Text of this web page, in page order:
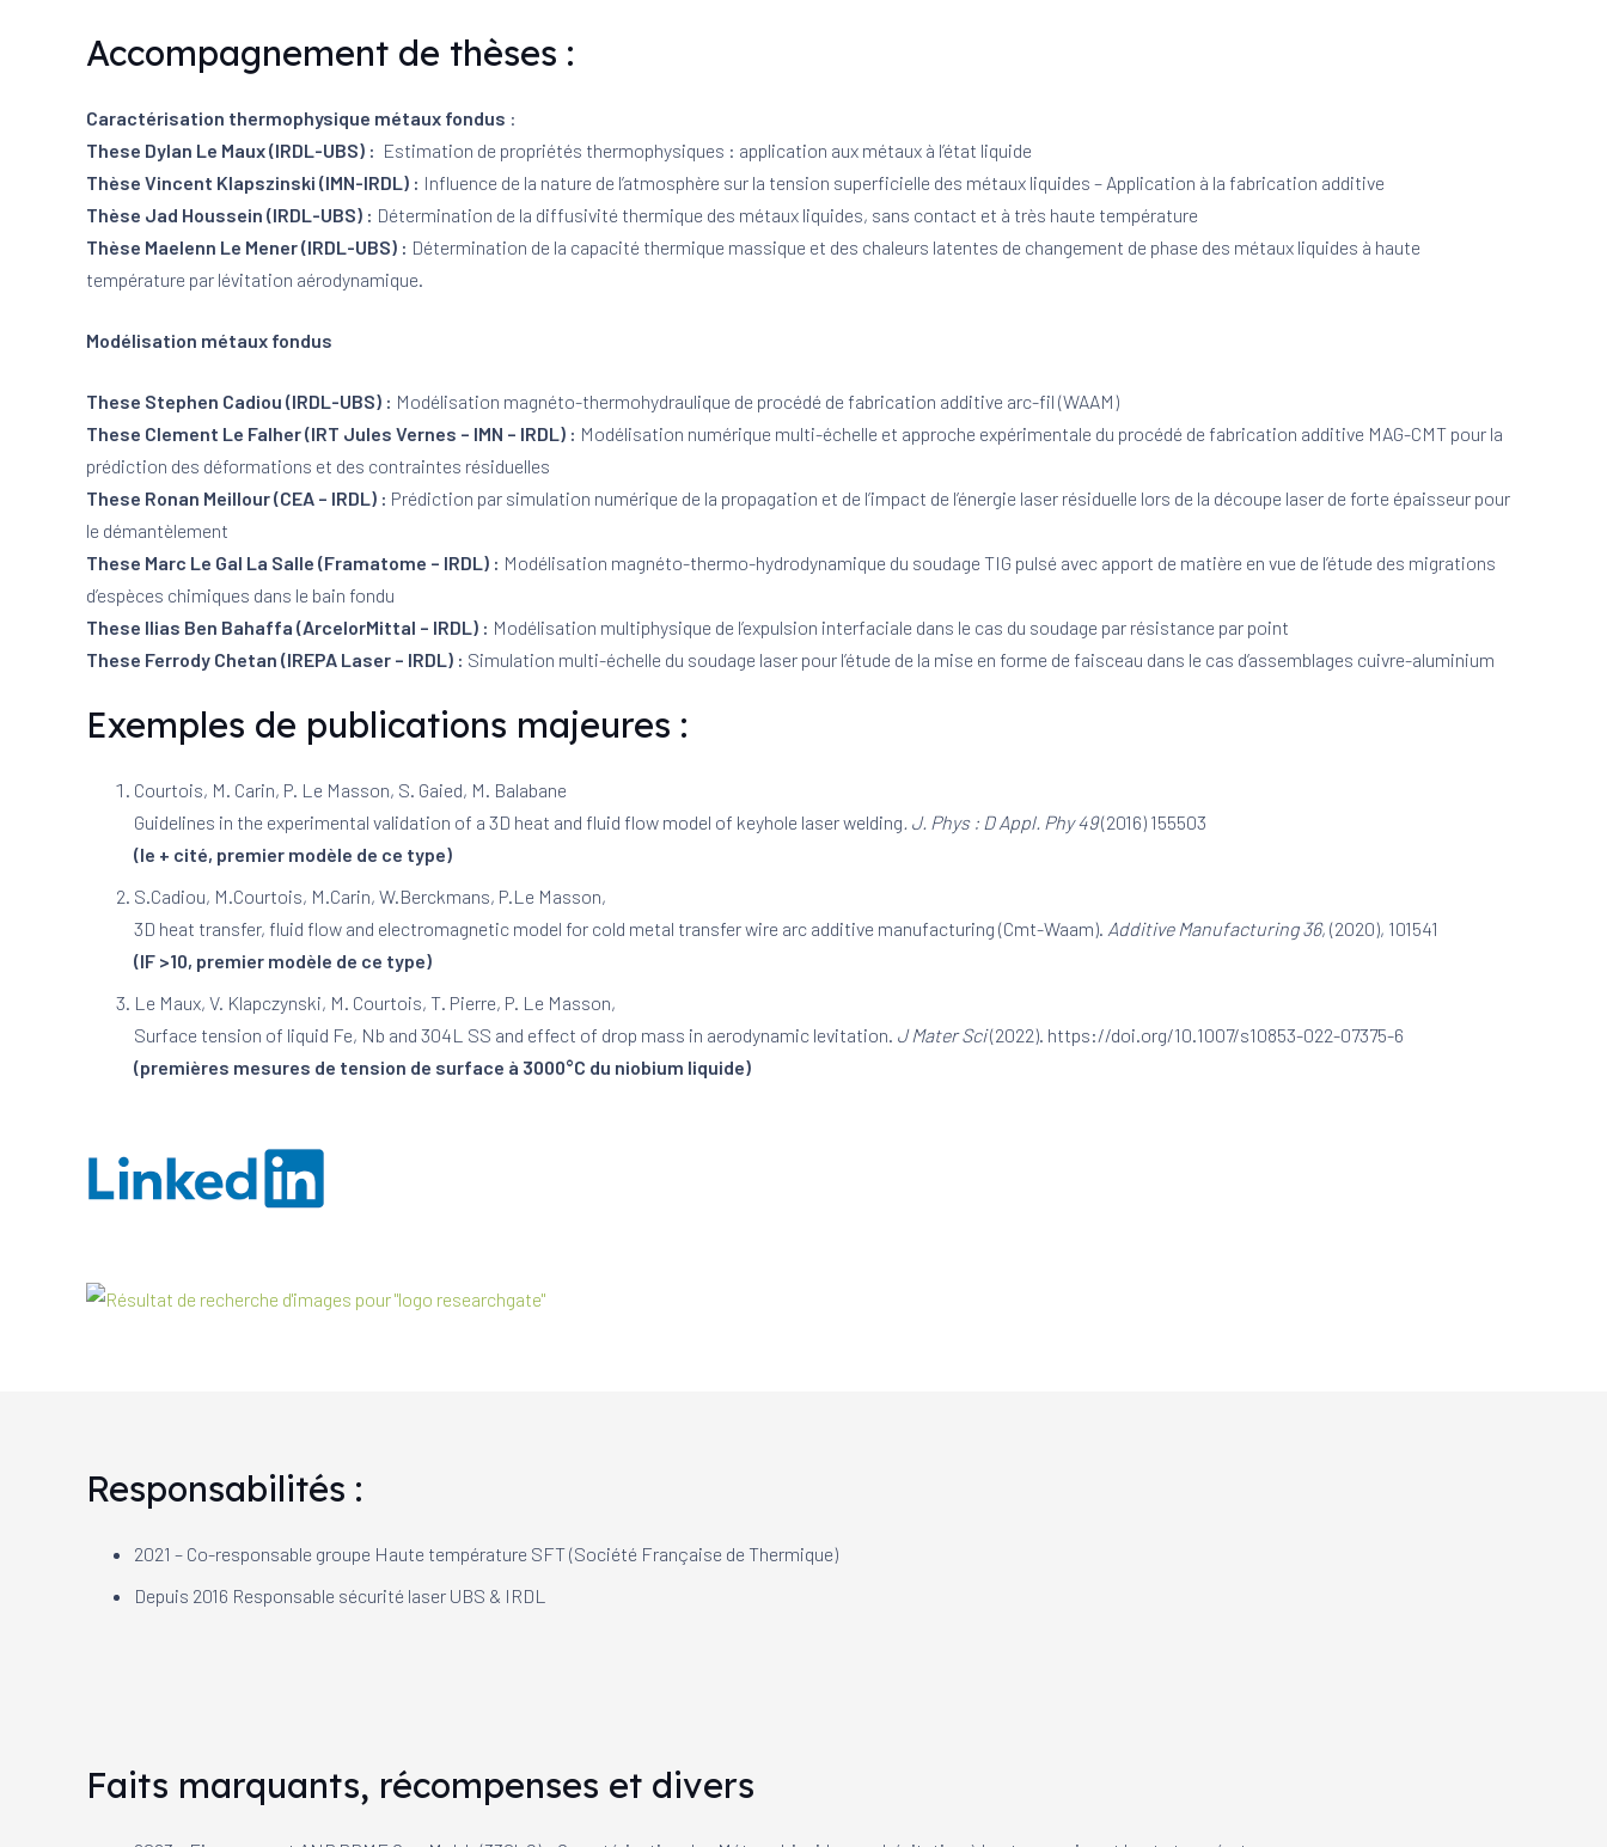
Accompagnement de thèses :
Caractérisation thermophysique métaux fondus :
These Dylan Le Maux (IRDL-UBS) : Estimation de propriétés thermophysiques : application aux métaux à l’état liquide
Thèse Vincent Klapszinski (IMN-IRDL) : Influence de la nature de l’atmosphère sur la tension superficielle des métaux liquides – Application à la fabrication additive
Thèse Jad Houssein (IRDL-UBS) : Détermination de la diffusivité thermique des métaux liquides, sans contact et à très haute température
Thèse Maelenn Le Mener (IRDL-UBS) : Détermination de la capacité thermique massique et des chaleurs latentes de changement de phase des métaux liquides à haute
température par lévitation aérodynamique.
Modélisation métaux fondus
These Stephen Cadiou (IRDL-UBS) : Modélisation magnéto-thermohydraulique de procédé de fabrication additive arc-fil (WAAM)
These Clement Le Falher (IRT Jules Vernes – IMN – IRDL) : Modélisation numérique multi-échelle et approche expérimentale du procédé de fabrication additive MAG-CMT pour la
prédiction des déformations et des contraintes résiduelles
These Ronan Meillour (CEA – IRDL) : Prédiction par simulation numérique de la propagation et de l’impact de l’énergie laser résiduelle lors de la découpe laser de forte épaisseur pour
le démantèlement
These Marc Le Gal La Salle (Framatome – IRDL) : Modélisation magnéto-thermo-hydrodynamique du soudage TIG pulsé avec apport de matière en vue de l’étude des migrations
d’espèces chimiques dans le bain fondu
These Ilias Ben Bahaffa (ArcelorMittal – IRDL) : Modélisation multiphysique de l’expulsion interfaciale dans le cas du soudage par résistance par point
These Ferrody Chetan (IREPA Laser – IRDL) : Simulation multi-échelle du soudage laser pour l’étude de la mise en forme de faisceau dans le cas d’assemblages cuivre-aluminium
Exemples de publications majeures :
Courtois, M. Carin, P. Le Masson, S. Gaied, M. Balabane
Guidelines in the experimental validation of a 3D heat and fluid flow model of keyhole laser welding. J. Phys : D Appl. Phy 49(2016) 155503
(le + cité, premier modèle de ce type)
S.Cadiou, M.Courtois, M.Carin, W.Berckmans, P.Le Masson,
3D heat transfer, fluid flow and electromagnetic model for cold metal transfer wire arc additive manufacturing (Cmt-Waam). Additive Manufacturing 36, (2020), 101541
(IF >10, premier modèle de ce type)
Le Maux, V. Klapczynski, M. Courtois, T. Pierre, P. Le Masson,
Surface tension of liquid Fe, Nb and 304L SS and effect of drop mass in aerodynamic levitation. J Mater Sci(2022). https://doi.org/10.1007/s10853-022-07375-6
(premières mesures de tension de surface à 3000°C du niobium liquide)
Responsabilités :
2021 – Co-responsable groupe Haute température SFT (Société Française de Thermique)
Depuis 2016 Responsable sécurité laser UBS & IRDL
Faits marquants, récompenses et divers